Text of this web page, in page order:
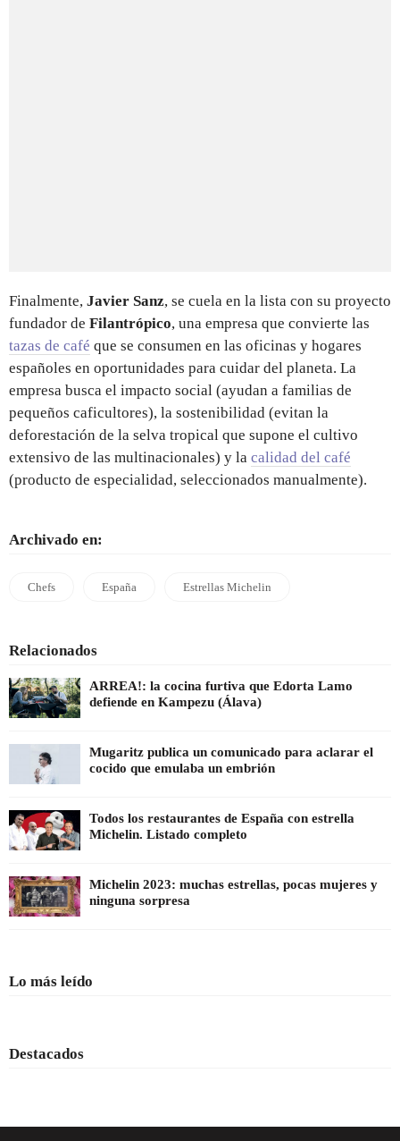
Finalmente, Javier Sanz, se cuela en la lista con su proyecto
fundador de Filantrópico, una empresa que convierte las
tazas de café que se consumen en las oficinas y hogares
españoles en oportunidades para cuidar del planeta. La
empresa busca el impacto social (ayudan a familias de
pequeños caficultores), la sostenibilidad (evitan la
deforestación de la selva tropical que supone el cultivo
extensivo de las multinacionales) y la calidad del café
(producto de especialidad, seleccionados manualmente).
Archivado en:
Chefs España Estrellas Michelin
Relacionados
ARREA!: la cocina furtiva que Edorta Lamo
defiende en Kampezu (Álava)
Mugaritz publica un comunicado para aclarar el
cocido que emulaba un embrión
Todos los restaurantes de España con estrella
Michelin. Listado completo
Michelin 2023: muchas estrellas, pocas mujeres y
ninguna sorpresa
Lo más leído
Destacados